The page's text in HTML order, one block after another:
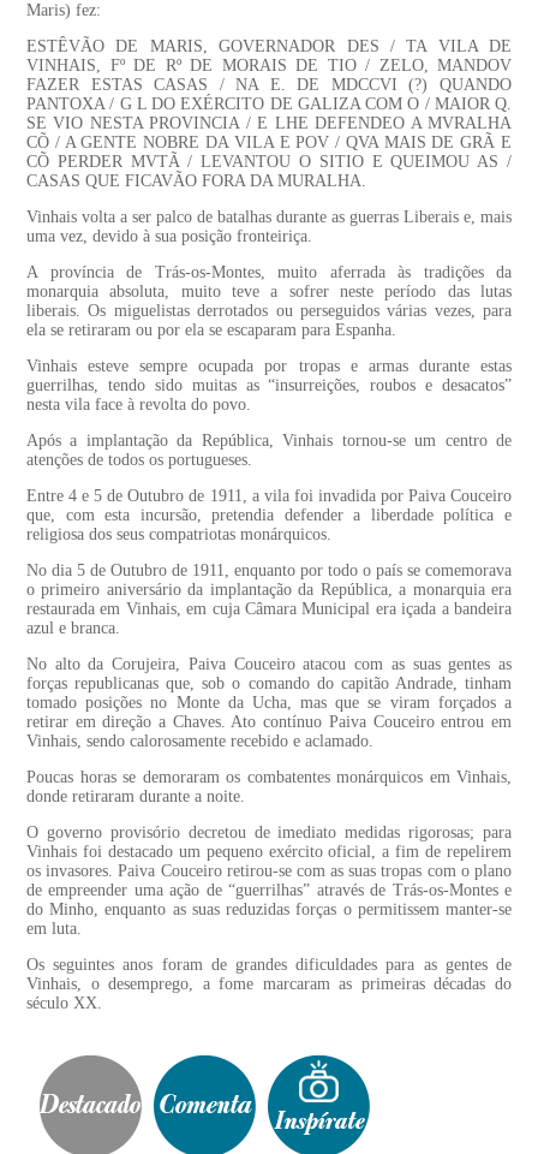
Maris) fez:
ESTÊVÃO DE MARIS, GOVERNADOR DES / TA VILA DE
VINHAIS, Fº DE Rº DE MORAIS DE TIO / ZELO, MANDOV
FAZER ESTAS CASAS / NA E. DE MDCCVI (?) QUANDO
PANTOXA / G L DO EXÉRCITO DE GALIZA COM O / MAIOR Q.
SE VIO NESTA PROVINCIA / E LHE DEFENDEO A MVRALHA
CÕ / A GENTE NOBRE DA VILA E POV / QVA MAIS DE GRÃ E
CÕ PERDER MVTÃ / LEVANTOU O SITIO E QUEIMOU AS /
CASAS QUE FICAVÃO FORA DA MURALHA.
Vinhais volta a ser palco de batalhas durante as guerras Liberais e, mais
uma vez, devido à sua posição fronteiriça.
A província de Trás-os-Montes, muito aferrada às tradições da
monarquia absoluta, muito teve a sofrer neste período das lutas
liberais. Os miguelistas derrotados ou perseguidos várias vezes, para
ela se retiraram ou por ela se escaparam para Espanha.
Vinhais esteve sempre ocupada por tropas e armas durante estas
guerrilhas, tendo sido muitas as “insurreições, roubos e desacatos”
nesta vila face à revolta do povo.
Após a implantação da República, Vinhais tornou-se um centro de
atenções de todos os portugueses.
Entre 4 e 5 de Outubro de 1911, a vila foi invadida por Paiva Couceiro
que, com esta incursão, pretendia defender a liberdade política e
religiosa dos seus compatriotas monárquicos.
No dia 5 de Outubro de 1911, enquanto por todo o país se comemorava
o primeiro aniversário da implantação da República, a monarquia era
restaurada em Vinhais, em cuja Câmara Municipal era içada a bandeira
azul e branca.
No alto da Corujeira, Paiva Couceiro atacou com as suas gentes as
forças republicanas que, sob o comando do capitão Andrade, tinham
tomado posições no Monte da Ucha, mas que se viram forçados a
retirar em direção a Chaves. Ato contínuo Paiva Couceiro entrou em
Vinhais, sendo calorosamente recebido e aclamado.
Poucas horas se demoraram os combatentes monárquicos em Vinhais,
donde retiraram durante a noite.
O governo provisório decretou de imediato medidas rigorosas; para
Vinhais foi destacado um pequeno exército oficial, a fim de repelirem
os invasores. Paiva Couceiro retirou-se com as suas tropas com o plano
de empreender uma ação de “guerrilhas” através de Trás-os-Montes e
do Minho, enquanto as suas reduzidas forças o permitissem manter-se
em luta.
Os seguintes anos foram de grandes dificuldades para as gentes de
Vinhais, o desemprego, a fome marcaram as primeiras décadas do
século XX.